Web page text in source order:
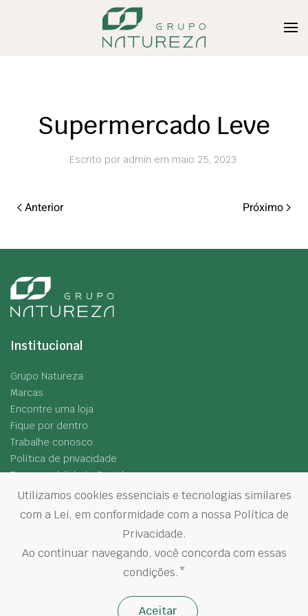
Supermercado Leve
Escrito por admin em maio 25, 2023.
Anterior Próximo
Institucional
Grupo Natureza
Marcas
Encontre uma loja
Fique por dentro
Trabalhe conosco
Política de privacidade
Responsabilidade Social
Siga-nos
Grupo Natureza. Todos os direitos reservados.
Utilizamos cookies essenciais e tecnologias similares
com a Lei, em conformidade com a nossa Política de
Privacidade.
Ao continuar navegando, você concorda com essas
condições.*
Aceitar